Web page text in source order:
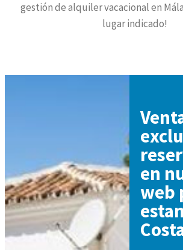
gestión de alquiler vacacional en
lugar indicado!
en
web